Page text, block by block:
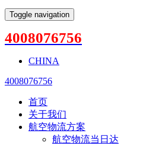
Toggle navigation
4008076756
CHINA
4008076756
首页
关于我们
航空物流方案
航空物流当日达